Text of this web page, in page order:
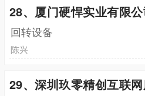
28、厦门硬悍实业有限公
回转设备
陈兴
29、深圳玖零精创互联